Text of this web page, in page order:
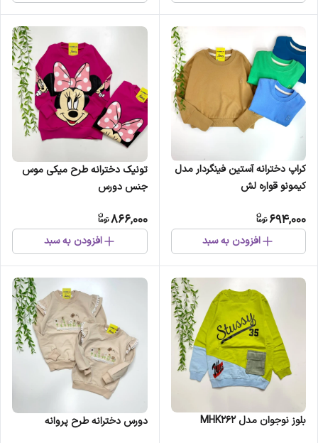
کراپ دخترانه آستین فینگردار مدل
کیمونو قواره لش
694,000
افزودن به سبد
تونیک دخترانه طرح میکی موس
جنس دورس
866,000
افزودن به سبد
بلوز نوجوان مدل MHK262 دورس دخترانه طرح پروانه